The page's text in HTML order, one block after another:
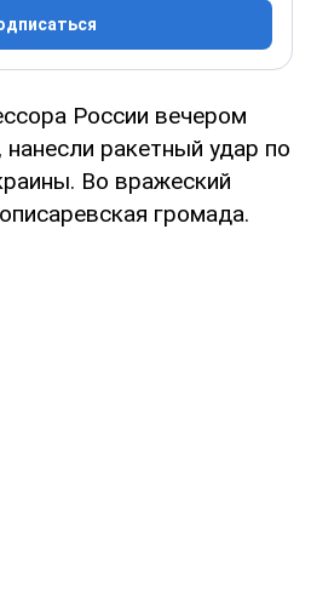
России вечером
ракетный удар по
Во вражеский
громада.